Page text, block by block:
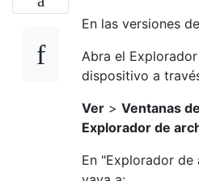
En las versiones
Abra el
dispositivo a
Ver > Ventanas
Explorador de
En "Explorador